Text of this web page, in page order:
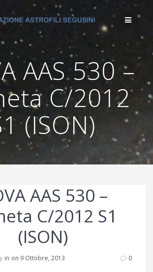
Salta
al
contenuto
AAS 530 –
C/2012
(ISON)
AAS 530 –
C/2012 S1
(ISON)
in on 9 Ottobre, 2013 0